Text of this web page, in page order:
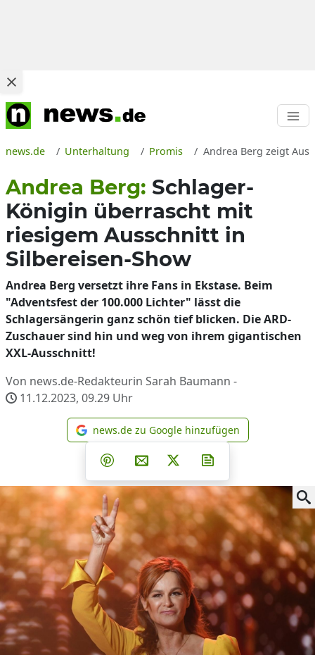
news.de Unterhaltung Promis Andrea Berg zeigt
Andrea Berg: Schlager-
Königin überrascht mit
riesigem Ausschnitt in
Silbereisen-Show
Andrea Berg versetzt ihre Fans in Ekstase. Beim
"Adventsfest der 100.000 Lichter" lässt die
Schlagersängerin ganz schön tief blicken. Die ARD-
Zuschauer sind hin und weg von ihrem gigantischen
XXL-Ausschnitt!
Von news.de-Redakteurin Sarah Baumann -
11.12.2023, 09.29 Uhr
news.de zu Google
news.de zu Google hinzufügen
Teilen auf Facebook
Teilen auf Whatsapp
Teilen auf Telegram
Teilen auf Pinterest
Per E-Mail teilen
Post auf X